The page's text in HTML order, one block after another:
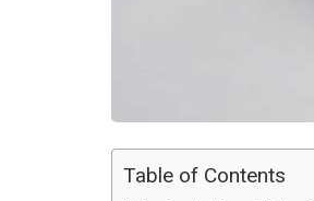
Table of Contents